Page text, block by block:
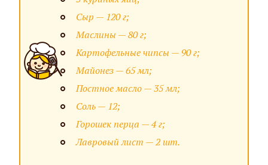
Сыр — 120 г;
Маслины — 80 г;
Картофельные чипсы — 90 г;
Майонез — 65 мл;
Постное масло — 35 мл;
Соль — 12;
Горошек перца — 4 г;
Лавровый лист — 2 шт.